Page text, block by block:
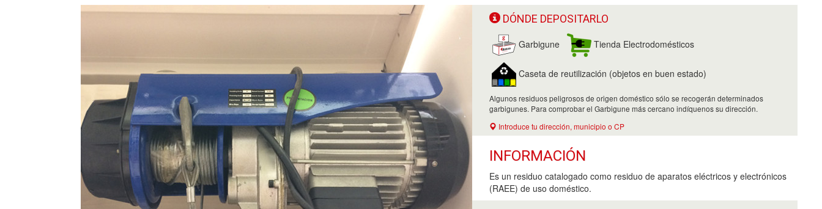
DÓNDE DEPOSITARLO
Garbigune Tienda Electrodomésticos
Caseta de reutilización (objetos en buen estado)
Algunos residuos peligrosos de origen doméstico sólo se recogerán determinados
garbigunes. Para comprobar el Garbigune más cercano indíquenos su dirección.
Introduce tu dirección, municipio o CP
INFORMACIÓN
Es un residuo catalogado como residuo de aparatos eléctricos y electrónicos
(RAEE) de uso doméstico.